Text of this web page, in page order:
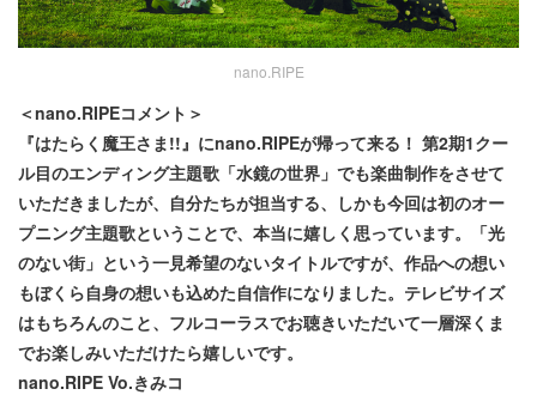
nano.RIPE
＜nano.RIPEコメント＞
『はたらく魔王さま!!』にnano.RIPEが帰って来る！ 第2期1クー
ル目のエンディング主題歌「水鏡の世界」でも楽曲制作をさせて
いただきましたが、自分たちが担当する、しかも今回は初のオー
プニング主題歌ということで、本当に嬉しく思っています。「光
のない街」という一見希望のないタイトルですが、作品への想い
もぼくら自身の想いも込めた自信作になりました。テレビサイズ
はもちろんのこと、フルコーラスでお聴きいただいて一層深くま
でお楽しみいただけたら嬉しいです。
nano.RIPE Vo.きみコ